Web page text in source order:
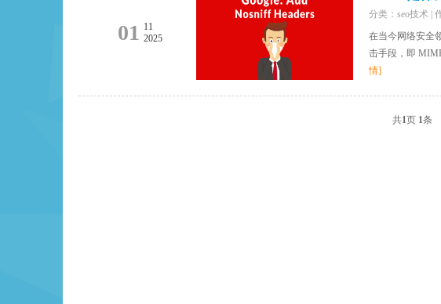
01 11
2025
分类：seo技术 |
在当今网络安全
击手段，即
情]
共1页 1条